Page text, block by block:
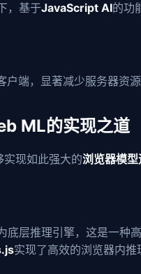
，基于JavaScript AI的功
户端，显著减少服务器资
ML的实现之道
实现如此强大的浏览器模型
底层推理引擎，这是一种
实现了高效的浏览器内推